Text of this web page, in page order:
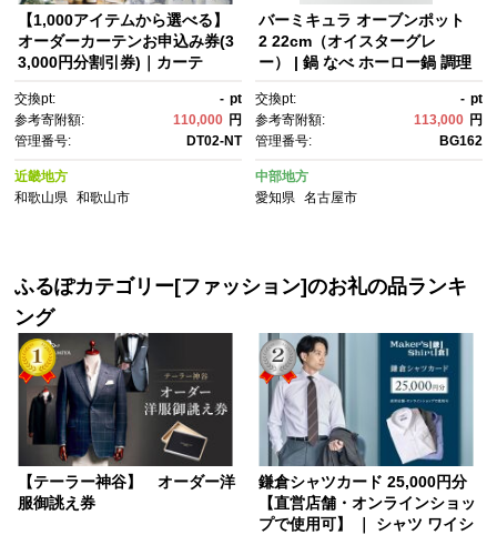
【1,000アイテムから選べる】
オーダーカーテンお申込み券(3
3,000円分割引券)｜カーテ
ト インテリア カーテン オーダ
ーメイド 窓装飾 人気 おすす
め カーテン生地 遮光 防音 採
寸 リビング 寝室 送料無料
交換pt: - pt
参考寄附額:
110,000 円
管理番号:
DT02-NT
近畿地方
和歌山県
和歌山市
バーミキュラ オーブンポット
2 22cm（オイスターグレ
ー） | 鍋 なべ ホーロー鍋 調理
AR ガス火 ガス IH IH対応 エナ
メル加工 高級感 おしゃれ 無水
調理 煮込み 蒸し 焼き 長持
ち ギフト プレゼント 人気 おす
すめ 送料無料
交換pt: - pt
参考寄附額:
113,000 円
管理番号:
BG162
中部地方
愛知県 名古屋市
ふるぽカテゴリー[ファッション]のお礼の品ランキ
ング
【テーラー神谷】 オーダー洋
服御誂え券
鎌倉シャツカード 25,000円分
【直営店舗・オンラインショッ
プで使用可】 ｜ シャツ ワイシ